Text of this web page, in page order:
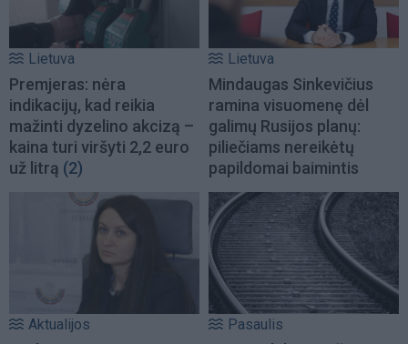
Lietuva
Premjeras: nėra
indikacijų, kad reikia
mažinti dyzelino akcizą –
kaina turi viršyti 2,2 euro
už litrą (2)
Lietuva
Mindaugas Sinkevičius
ramina visuomenę dėl
galimų Rusijos planų:
piliečiams nereikėtų
papildomai baimintis
Aktualijos Pasaulis